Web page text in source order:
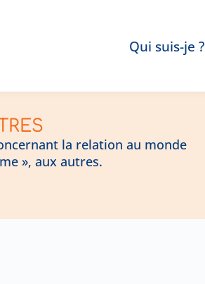
Qui suis-je ?
la relation au monde
», aux autres.